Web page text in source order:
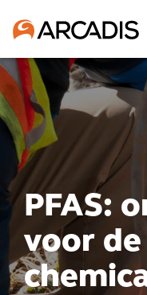
PFAS:
voor de